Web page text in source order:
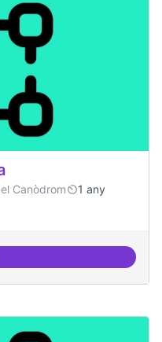
Canòdrom
1 any
ciutadana